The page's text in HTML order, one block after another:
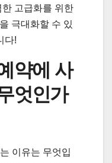
고급화를 위한
극대화할 수 있
다!
약에 사
엇인가
이유는 무엇입